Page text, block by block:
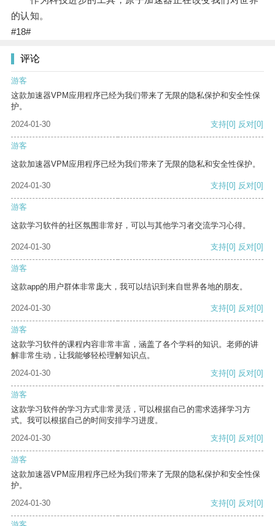
的认知。
#18#
评论
游客
这款加速器VPM应用程序已经为我们带来了无限的隐私保护和安全性保
护。
2024-01-30
支持[0] 反对[0]
游客
这款加速器VPM应用程序已经为我们带来了无限的隐私和安全性保护。
2024-01-30 支持[0] 反对[0]
游客
这款学习软件的社区氛围非常好，可以与其他学习者交流学习心得。
2024-01-30 支持[0] 反对[0]
游客
这款app的用户群体非常庞大，我可以结识到来自世界各地的朋友。
2024-01-30 支持[0] 反对[0]
游客
这款学习软件的课程内容非常丰富，涵盖了各个学科的知识。老师的讲
解非常生动，让我能够轻松理解知识点。
2024-01-30
支持[0] 反对[0]
游客
这款学习软件的学习方式非常灵活，可以根据自己的需求选择学习方
式。我可以根据自己的时间安排学习进度。
2024-01-30
支持[0] 反对[0]
游客
这款加速器VPM应用程序已经为我们带来了无限的隐私保护和安全性保
护。
2024-01-30
支持[0] 反对[0]